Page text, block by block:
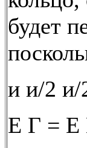
будет
и и/2 и/
Е Г = Е